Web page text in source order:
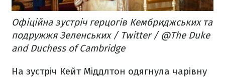
Офіційна зустріч герцогів Кембриджських та
подружжя Зеленських / Twitter / @The Duke
and Duchess of Cambridge
На зустріч Кейт Міддлтон одягнула чарівну